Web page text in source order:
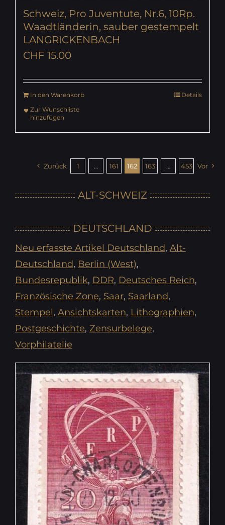
Schweiz, Pro Juventute, Nr.6, 10Rp.
Waadtländerin, sauber gestempelt
LANGRICKENBACH
CHF 15.00
In den Warenkorb
Details
Zur Wunschliste
hinzufügen
Zurück 1 … 161 162 163 … 453 Vor
ALT-SCHWEIZ
DEUTSCHLAND
Neu erfasste Artikel Deutschland, Alt-
Deutschland, Berlin (West),
Bundesrepublik, DDR, Deutsches Reich,
Französische Zone, Saar, Saarland,
Stempel, Ansichtskarten, Lithographien,
Postgeschichte, Zensurbelege,
Vorphilatelie